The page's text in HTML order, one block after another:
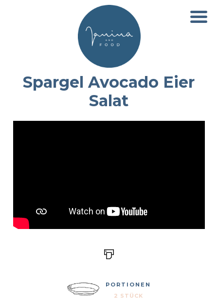
Spargel Avocado Eier
Salat
PORTIONEN
2 STÜCK